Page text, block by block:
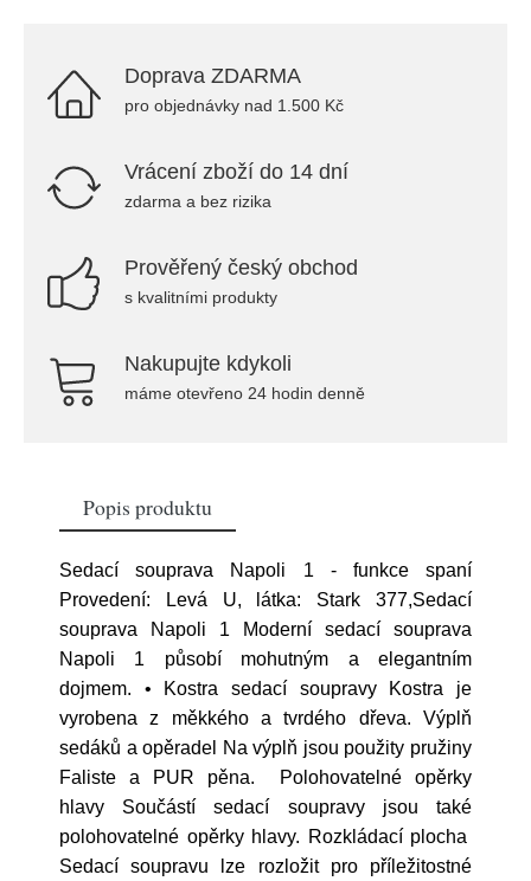
Doprava ZDARMA
pro objednávky nad 1.500 Kč
Vrácení zboží do 14 dní
zdarma a bez rizika
Prověřený český obchod
s kvalitními produkty
Nakupujte kdykoli
máme otevřeno 24 hodin denně
Popis produktu
Sedací souprava Napoli 1 - funkce spaní
Provedení: Levá U, látka: Stark 377,Sedací
souprava Napoli 1 Moderní sedací souprava
Napoli 1 působí mohutným a elegantním
dojmem. • Kostra sedací soupravy Kostra je
vyrobena z měkkého a tvrdého dřeva. Výplň
sedáků a opěradel Na výplň jsou použity pružiny
Faliste a PUR pěna. Polohovatelné opěrky
hlavy Součástí sedací soupravy jsou také
polohovatelné opěrky hlavy. Rozkládací plocha
Sedací soupravu lze rozložit pro příležitostné